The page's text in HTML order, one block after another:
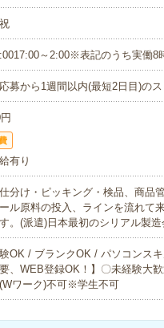
～2:00※表記のうち実働8
募から1週間以内(最短2日目)の
有り
分け・ピッキング・検品、商品管
ル原料の投入、ラインを流れて
。(派遣)日本最初のシリアル製
OK / ブランクOK / パソコンス
要、WEB登録OK！】〇未経験
ワーク)不可※学生不可